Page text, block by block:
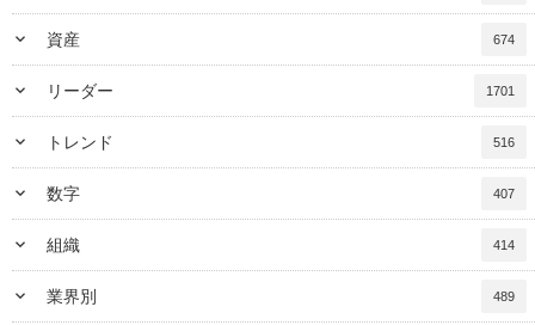
keyboard_arrow_down 資産 674
keyboard_arrow_down リーダー 1701
keyboard_arrow_down トレンド 516
keyboard_arrow_down 数字 407
keyboard_arrow_down 組織 414
keyboard_arrow_down 業界別 489